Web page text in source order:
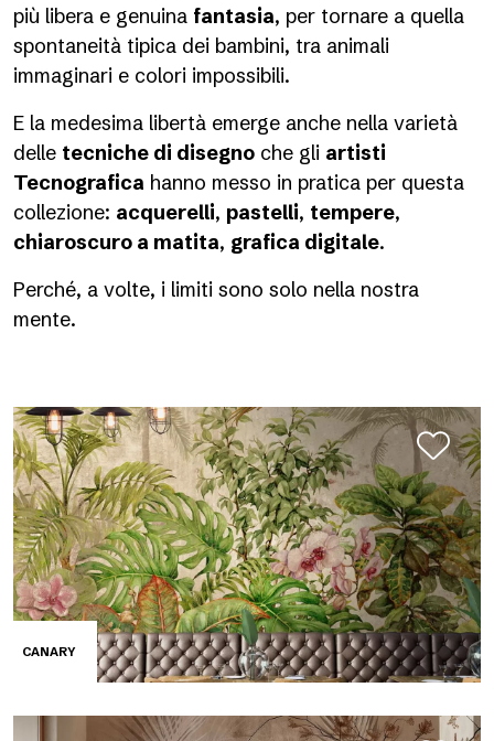
più libera e genuina fantasia, per tornare a quella
spontaneità tipica dei bambini, tra animali
immaginari e colori impossibili.
E la medesima libertà emerge anche nella varietà
delle tecniche di disegno che gli artisti
Tecnografica hanno messo in pratica per questa
collezione: acquerelli, pastelli, tempere,
chiaroscuro a matita, grafica digitale.
Perché, a volte, i limiti sono solo nella nostra
mente.
CANARY